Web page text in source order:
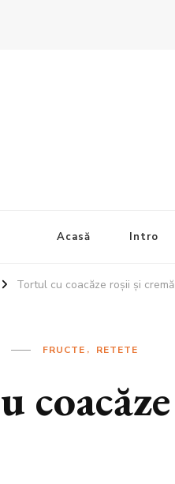
Acasă Intro
Tortul cu coacăze roșii și
FRUCTE RETETE